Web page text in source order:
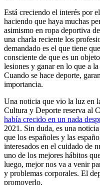
Está creciendo el interés por
haciendo que haya muchas
asimismo en ropa deportiva
una charla reciente los
demandado es el que tiene
consciente de que es un
lesiones y ganar en lo que a
Cuando se hace deporte,
importancia.
Una noticia que vio la luz en
Cultura y Deporte reserva al
había crecido en un nada
2021. Sin duda, es una
que los españoles y las
interesados en el cuidado de
uno de los mejores hábitos
luego, mejor nos va a venir
y problemas corporales. El
promoverlo.